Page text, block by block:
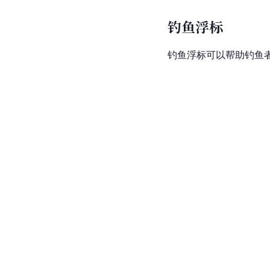
钓鱼浮标
钓鱼浮标可以帮助钓鱼